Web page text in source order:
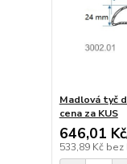
Madlová tyč
cena za KUS
646,01 Kč
533,89 Kč bez